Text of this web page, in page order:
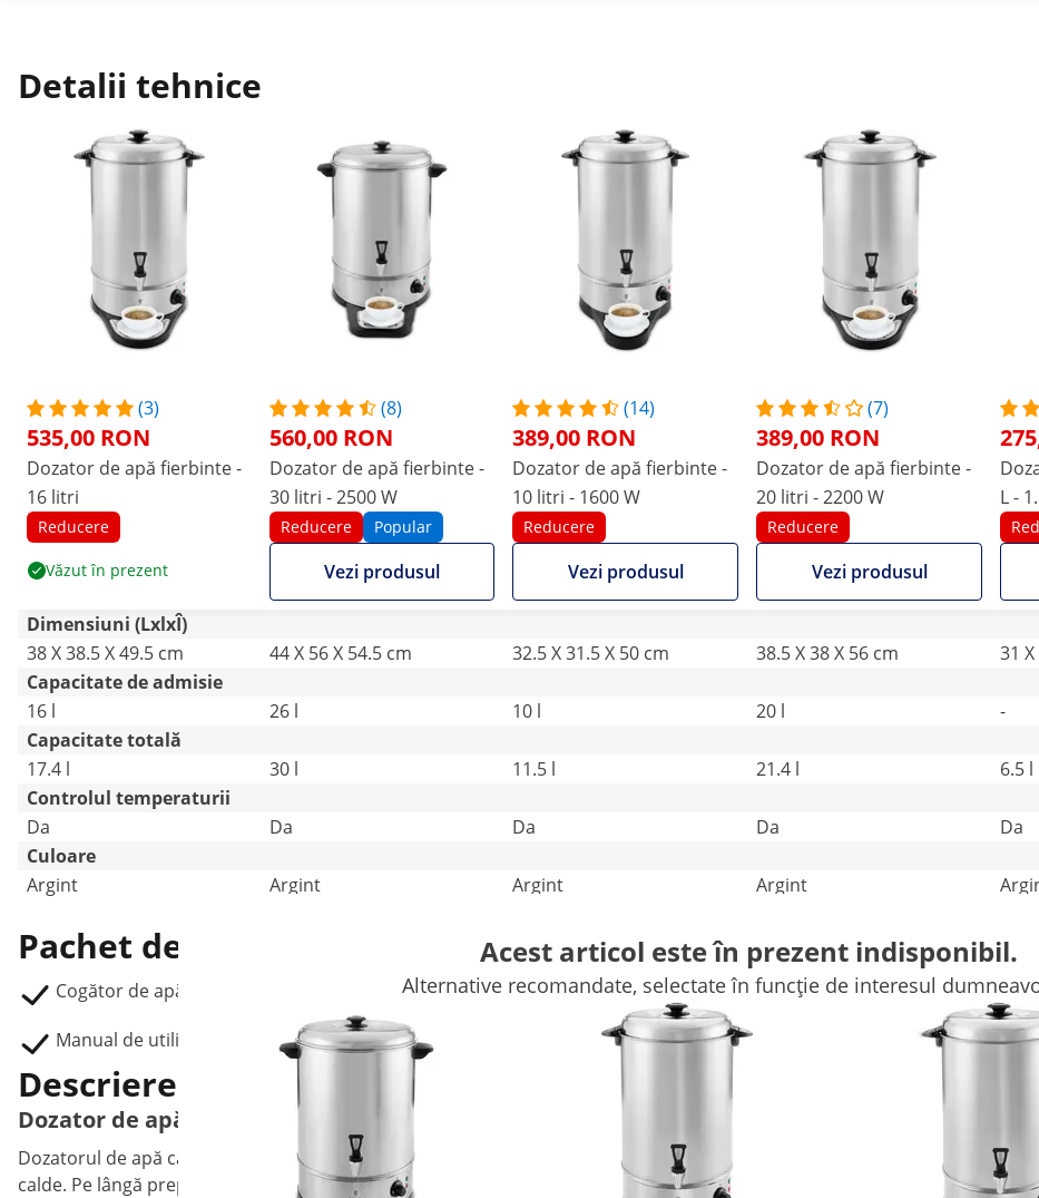
Detalii tehnice
(3)
535,00 RON
Dozator de apă fierbinte -
16 litri
Reducere
Văzut în prezent
(8)
560,00 RON
Dozator de apă fierbinte -
30 litri - 2500 W
Reducere Popular
Vezi produsul
(14)
389,00 RON
Dozator de apă fierbinte -
10 litri - 1600 W
Reducere
Vezi produsul
(7)
389,00 RON
Dozator de apă fierbinte -
20 litri - 2200 W
Reducere
Vezi produsul
L -
Dimensiuni (LxlxÎ)
38 X 38.5 X 49.5 cm
44 X 56 X 54.5 cm 32.5 X 31.5 X 50 cm 38.5 X 38 X 56 cm 31
Capacitate de admisie
16 l
26 l 10 l 20 l -
Capacitate totală
17.4 l
30 l 11.5 l 21.4 l 6.5 l
Controlul temperaturii
Da
Da Da Da Da
Culoare
Argint
Argint Argint Argint
Pachet de livrare
Cogător de apă RCWK 16A
Manual de utilizare
Acest articol este în prezent indisponibil.
Alternative recomandate, selectate în funcție de interesul
Descrierea Produsului
Dozator de apă caldă - 16 litri
Dozatorul de apă caldă RCWK 16A de la Royal Catering este un ajutor perfect pentru prepararea diferitelor băuturi
calde. Pe lângă prepararea ceaiurilor și a cafelei, distribuitorul de apă caldă poate fi folosit și pentru băuturi